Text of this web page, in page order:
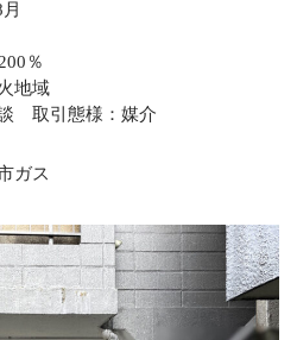
％
地域
取引態様：媒介
ガス